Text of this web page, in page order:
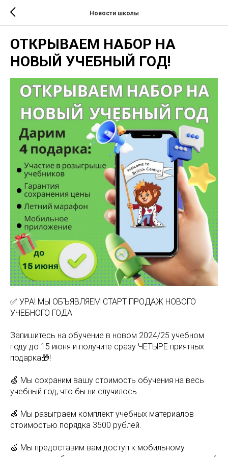
Новости школы
ОТКРЫВАЕМ НАБОР НА
НОВЫЙ УЧЕБНЫЙ ГОД!
✅ УРА! МЫ ОБЪЯВЛЯЕМ СТАРТ ПРОДАЖ НОВОГО
УЧЕБНОГО ГОДА
Запишитесь на обучение в новом 2024/25 учебном
году до 15 июня и получите сразу ЧЕТЫРЕ приятных
подарка🎁!
🍏 Мы сохраним вашу стоимость обучения на весь
учебный год, что бы ни случилось.
🍏 Мы разыграем комплект учебных материалов
стоимостью порядка 3500 рублей.
🍏 Мы предоставим вам доступ к мобильному